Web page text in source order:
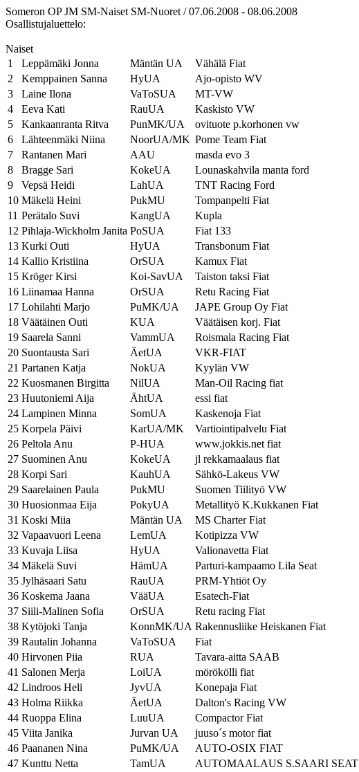
Someron OP JM SM-Naiset SM-Nuoret / 07.06.2008 - 08.06.2008
Osallistujaluettelo:
Naiset
1
Leppämäki Jonna Mäntän UA
Vähälä Fiat
2
Kemppainen Sanna HyUA
Ajo-opisto WV
3
Laine Ilona VaToSUA
MT-VW
4
Eeva Kati RauUA
Kaskisto VW
5
Kankaanranta Ritva PunMK/UA
ovituote p.korhonen vw
6
Lähteenmäki Niina NoorUA/MK Pome Team Fiat
7
Rantanen Mari AAU
masda evo 3
8
Bragge Sari KokeUA
Lounaskahvila manta ford
9
Vepsä Heidi LahUA
TNT Racing Ford
10 Mäkelä Heini PukMU
Tompanpelti Fiat
11 Perätalo Suvi KangUA
Kupla
12 Pihlaja-Wickholm Janita PoSUA
Fiat 133
13 Kurki Outi HyUA
Transbonum Fiat
14 Kallio Kristiina OrSUA
Kamux Fiat
15 Kröger Kirsi Koi-SavUA
Taiston taksi Fiat
16 Liinamaa Hanna OrSUA
Retu Racing Fiat
17 Lohilahti Marjo PuMK/UA
JAPE Group Oy Fiat
18 Väätäinen Outi KUA
Väätäisen korj. Fiat
19 Saarela Sanni VammUA
Roismala Racing Fiat
20 Suontausta Sari ÄetUA
VKR-FIAT
21 Partanen Katja NokUA
Kyylän VW
22 Kuosmanen Birgitta NilUA
Man-Oil Racing fiat
23 Huutoniemi Aija ÄhtUA
essi fiat
24 Lampinen Minna SomUA
Kaskenoja Fiat
25 Korpela Päivi KarUA/MK
Vartiointipalvelu Fiat
26 Peltola Anu P-HUA
www.jokkis.net fiat
27 Suominen Anu KokeUA
jl rekkamaalaus fiat
28 Korpi Sari KauhUA
Sähkö-Lakeus VW
29 Saarelainen Paula PukMU
Suomen Tiilityö VW
30 Huosionmaa Eija PokyUA
Metallityö K.Kukkanen Fiat
31 Koski Miia Mäntän UA
MS Charter Fiat
32 Vapaavuori Leena LemUA
Kotipizza VW
33 Kuvaja Liisa HyUA
Valionavetta Fiat
34 Mäkelä Suvi HämUA
Parturi-kampaamo Lila Seat
35 Jylhäsaari Satu RauUA
PRM-Yhtiöt Oy
36 Koskema Jaana VääUA
Esatech-Fiat
37 Siili-Malinen Sofia OrSUA
Retu racing Fiat
38 Kytöjoki Tanja KonnMK/UA Rakennusliike Heiskanen Fiat
39 Rautalin Johanna VaToSUA
Fiat
40 Hirvonen Piia RUA
Tavara-aitta SAAB
41 Salonen Merja LoiUA
mörökölli fiat
42 Lindroos Heli JyvUA
Konepaja Fiat
43 Holma Riikka ÄetUA
Dalton's Racing VW
44 Ruoppa Elina LuuUA
Compactor Fiat
45 Viita Janika Jurvan UA
juuso´s motor fiat
46 Paananen Nina PuMK/UA
AUTO-OSIX FIAT
47 Kunttu Netta TamUA
AUTOMAALAUS S.SAARI SEAT